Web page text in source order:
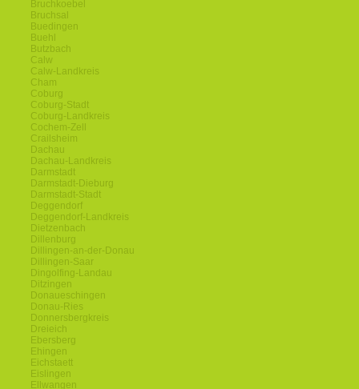
Bruchkoebel
Bruchsal
Buedingen
Buehl
Butzbach
Calw
Calw-Landkreis
Cham
Coburg
Coburg-Stadt
Coburg-Landkreis
Cochem-Zell
Crailsheim
Dachau
Dachau-Landkreis
Darmstadt
Darmstadt-Dieburg
Darmstadt-Stadt
Deggendorf
Deggendorf-Landkreis
Dietzenbach
Dillenburg
Dillingen-an-der-Donau
Dillingen-Saar
Dingolfing-Landau
Ditzingen
Donaueschingen
Donau-Ries
Donnersbergkreis
Dreieich
Ebersberg
Ehingen
Eichstaett
Eislingen
Ellwangen